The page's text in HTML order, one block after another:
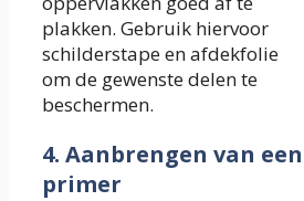
plakken. Gebruik hiervoor
schilderstape en afdekfolie
om de gewenste delen te
beschermen.
4. Aanbrengen van een
primer